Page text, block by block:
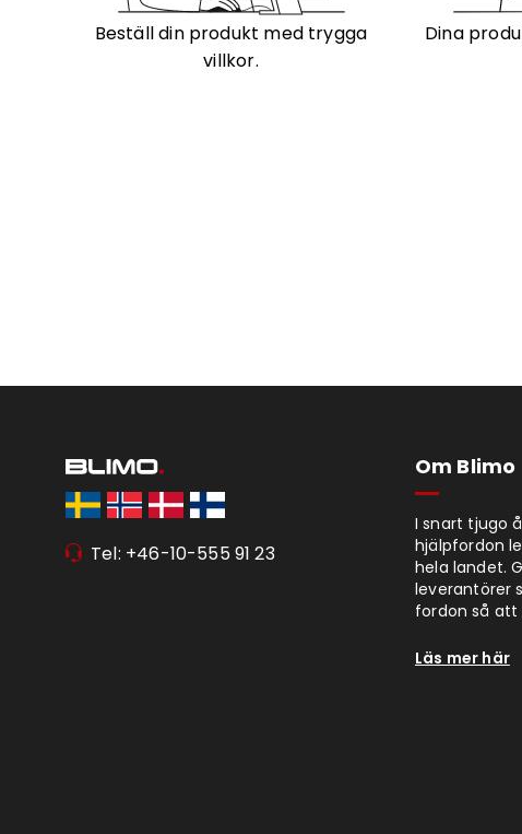
Beställ din produkt med trygga
villkor.
Dina
Tel: +46-10-555 91 23
Om Blimo
I snart tjugo
hjälpfordon
hela landet.
leverantörer
fordon så
Läs mer här